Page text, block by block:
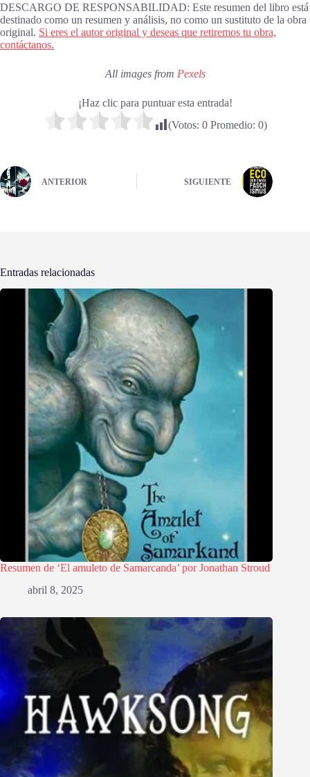
DESCARGO DE RESPONSABILIDAD: Este resumen del libro está
destinado como un resumen y análisis, no como un sustituto de la obra
original. Si eres el autor original y deseas que retiremos tu obra,
contáctanos.
All images from Pexels
¡Haz clic para puntuar esta entrada!
(Votos: 0Promedio: 0)
ANTERIOR SIGUIENTE
Entradas relacionadas
Resumen de ‘El amuleto de Samarcanda’ por Jonathan Stroud
abril 8, 2025